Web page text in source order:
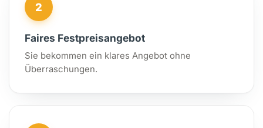
2
Faires Festpreisangebot
Sie bekommen ein klares Angebot ohne
Überraschungen.